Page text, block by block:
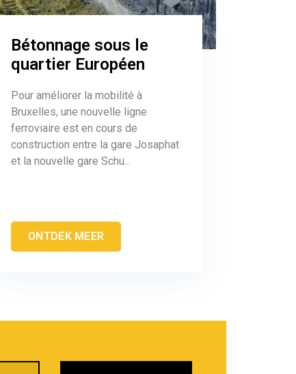
Bétonnage sous le
quartier Européen
Pour améliorer la mobilité à
Bruxelles, une nouvelle ligne
ferroviaire est en cours de
construction entre la gare Josaphat
et la nouvelle gare Schu...
ONTDEK MEER